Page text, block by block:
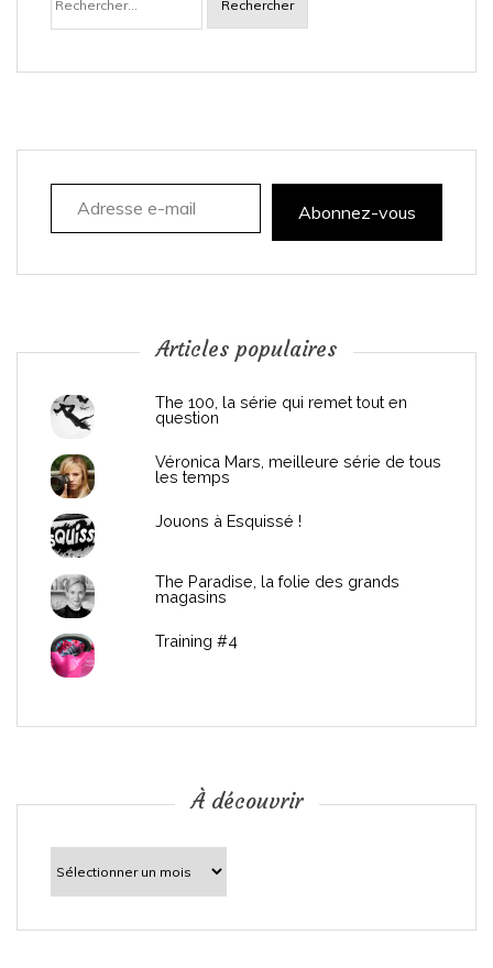
i
a
n
c
Adresse e-mail
Abonnez-vous
Articles populaires
The 100, la série qui remet tout en
question
Véronica Mars, meilleure série de tous
les temps
Jouons à Esquissé !
The Paradise, la folie des grands
magasins
Training #4
À découvrir
découvrir